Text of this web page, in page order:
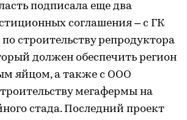
подписала еще два
соглашения – с ГК
строительству репродуктора
должен обеспечить регион
яйцом, а также с ООО
мегафермы на
стада. Последний проект